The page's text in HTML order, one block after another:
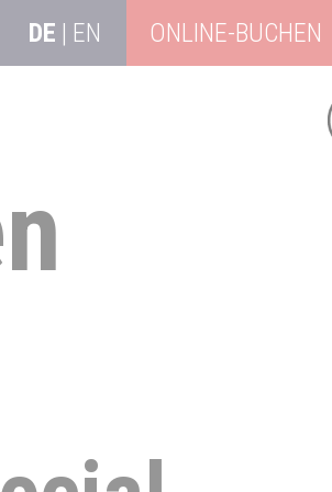
DE | EN ONLINE-BUCHEN